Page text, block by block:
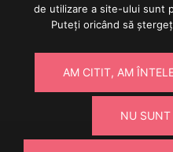
de utilizare a site-ului sunt
Puteți oricând să
AM CITIT, AM
NU SUNT